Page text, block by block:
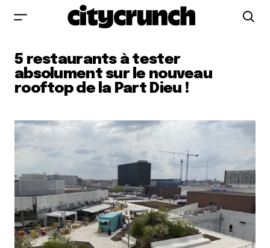
5 restaurants à tester
absolument sur le nouveau
rooftop de la Part Dieu !